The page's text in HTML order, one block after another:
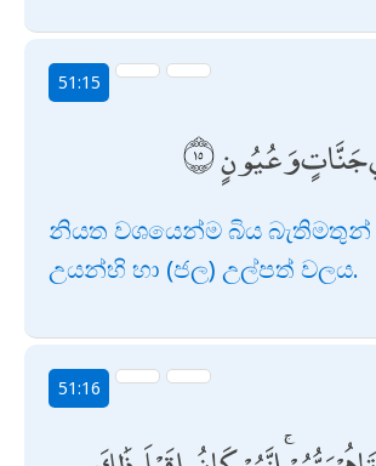
51:15
جَنَّاتٍ وَعُيُونٍ
නියත වශයෙන්ම බිය බැතිමතුන්
උයන්හි හා (ජල) උල්පත් වලය.
51:16